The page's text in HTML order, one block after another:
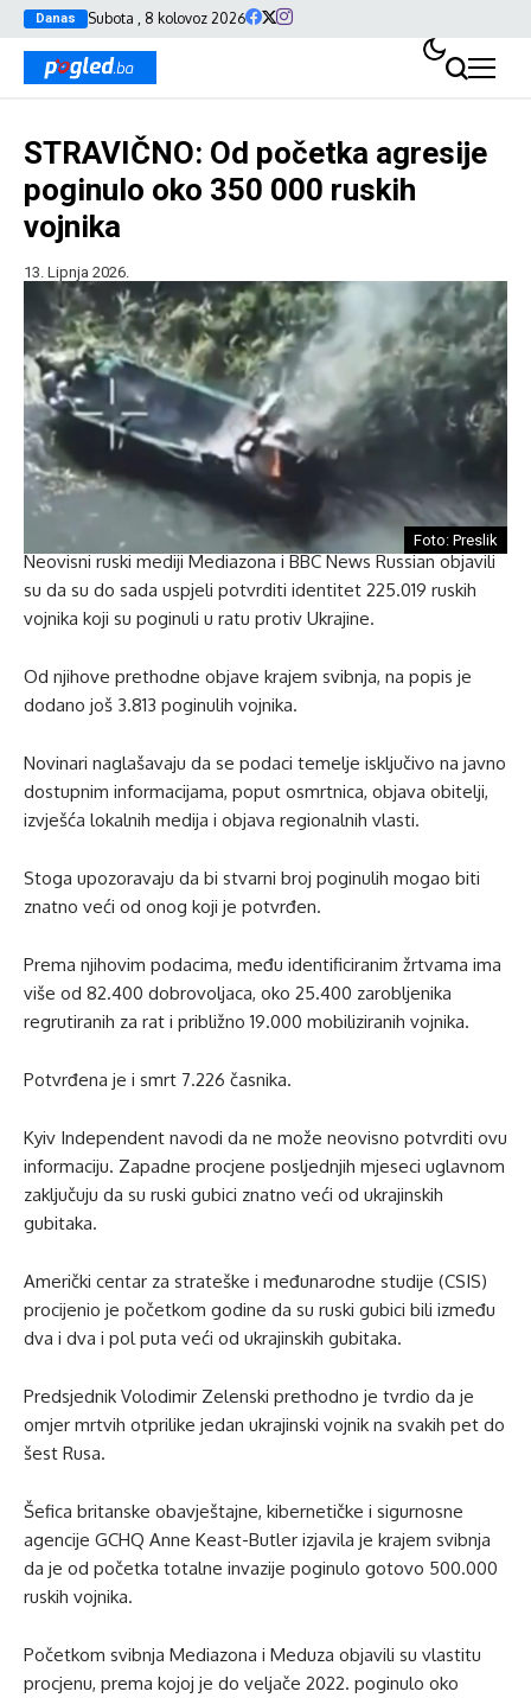
Danas Subota , 8 kolovoz 2026
STRAVIČNO: Od početka agresije
poginulo oko 350 000 ruskih
vojnika
13. Lipnja 2026.
Foto: Preslik
Neovisni ruski mediji Mediazona i BBC News Russian objavili
su da su do sada uspjeli potvrditi identitet 225.019 ruskih
vojnika koji su poginuli u ratu protiv Ukrajine.
Od njihove prethodne objave krajem svibnja, na popis je
dodano još 3.813 poginulih vojnika.
Novinari naglašavaju da se podaci temelje isključivo na javno
dostupnim informacijama, poput osmrtnica, objava obitelji,
izvješća lokalnih medija i objava regionalnih vlasti.
Stoga upozoravaju da bi stvarni broj poginulih mogao biti
znatno veći od onog koji je potvrđen.
Prema njihovim podacima, među identificiranim žrtvama ima
više od 82.400 dobrovoljaca, oko 25.400 zarobljenika
regrutiranih za rat i približno 19.000 mobiliziranih vojnika.
Potvrđena je i smrt 7.226 časnika.
Kyiv Independent navodi da ne može neovisno potvrditi ovu
informaciju. Zapadne procjene posljednjih mjeseci uglavnom
zaključuju da su ruski gubici znatno veći od ukrajinskih
gubitaka.
Američki centar za strateške i međunarodne studije (CSIS)
procijenio je početkom godine da su ruski gubici bili između
dva i dva i pol puta veći od ukrajinskih gubitaka.
Predsjednik Volodimir Zelenski prethodno je tvrdio da je
omjer mrtvih otprilike jedan ukrajinski vojnik na svakih pet do
šest Rusa.
Šefica britanske obavještajne, kibernetičke i sigurnosne
agencije GCHQ Anne Keast-Butler izjavila je krajem svibnja
da je od početka totalne invazije poginulo gotovo 500.000
ruskih vojnika.
Početkom svibnja Mediazona i Meduza objavili su vlastitu
procjenu, prema kojoj je do veljače 2022. poginulo oko